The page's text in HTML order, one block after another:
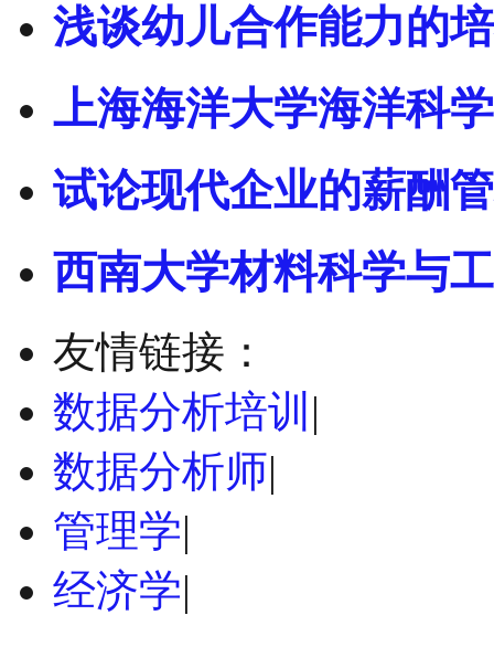
浅谈幼儿合作能力的
上海海洋大学海洋科
试论现代企业的薪酬
西南大学材料科学与
友情链接：
数据分析培训 |
数据分析师|
管理学|
经济学|